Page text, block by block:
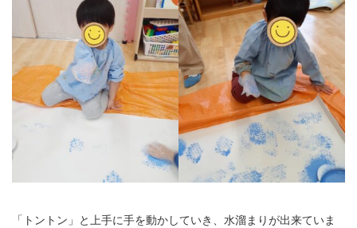
「トントン」と上手に手を動かしていき、水溜まりが出来ていま